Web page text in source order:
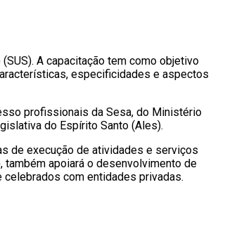
A capacitação tem como objetivo
especificidades e aspectos
profissionais da Sesa, do Ministério
do Espírito Santo (Ales).
de execução de atividades e serviços
apoiará o desenvolvimento de
com entidades privadas.